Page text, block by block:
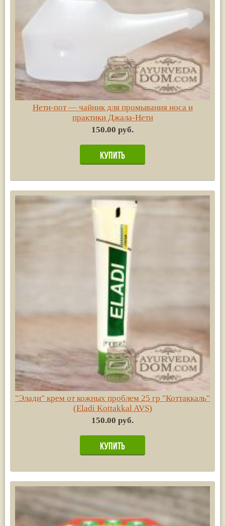
Нети-пот — чайник для промывания носа и
практики Джала-Нети
150.00 руб.
"Элади" крем от кожных проблем 25 гр "Коттаккаль"
(Eladi Kottakkal AVS)
150.00 руб.